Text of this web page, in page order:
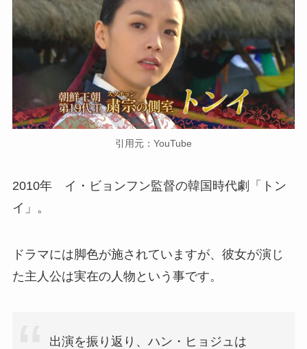
引用元：YouTube
2010年 イ・ビョンフン監督の韓国時代劇「トン
イ」。
ドラマには脚色が施されていますが、彼女が演じ
た主人公は実在の人物という事です。
出演を振り返り、ハン・ヒョジュは